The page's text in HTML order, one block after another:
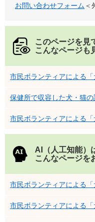
お問い合わせフォーム ＜
このページを見
こんなページも
市民ボランティアによる
保健所で収容した犬・猫の
市民ボランティアによる「
AI（人工知能）
こんなページを
市民ボランティアによる「
市民ボランティアによる「